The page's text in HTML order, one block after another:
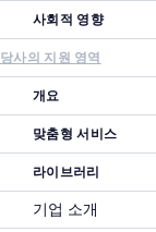
사회적 영향
당사의 지원 영역
개요
맞춤형 서비스
라이브러리
기업 소개